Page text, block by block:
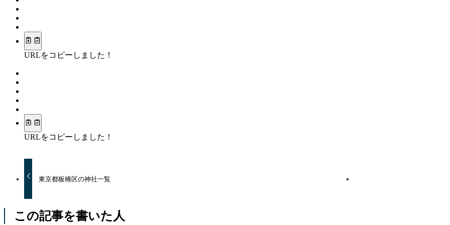
URLをコピーしました！
URLをコピーしました！
東京都板橋区の神社一覧
この記事を書いた人